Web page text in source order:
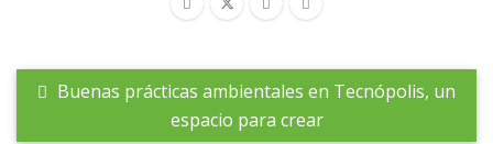
Buenas prácticas ambientales en Tecnópolis, un
espacio para crear